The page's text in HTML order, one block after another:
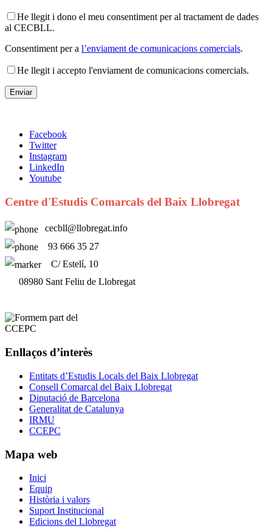
He llegit i dono el meu consentiment per al tractament de dades
al CECBLL.
Consentiment per a l’enviament de comunicacions comercials.
He llegit i accepto l'enviament de comunicacions comercials.
Facebook
Twitter
Instagram
LinkedIn
Youtube
Centre d'Estudis Comarcals del Baix Llobregat
cecbll@llobregat.info
93 666 35 27
C/ Estelí, 10
08980 Sant Feliu de Llobregat
Enllaços d’interès
Entitats d’Estudis Locals del Baix Llobregat
Consell Comarcal del Baix Llobregat
Diputació de Barcelona
Generalitat de Catalunya
IRMU
CCEPC
Mapa web
Inici
Equip
Història i valors
Suport Institucional
Edicions del Llobregat